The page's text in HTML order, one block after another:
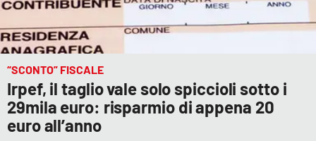
Lacplay.it
Lactv.it
Laconair.it
Lacitymag.it
“SCONTO” FISCALE
Irpef, il taglio vale solo spiccioli sotto i
29mila euro: risparmio di appena 20
euro all’anno